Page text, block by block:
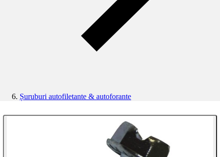
Șuruburi autofiletante & autoforante